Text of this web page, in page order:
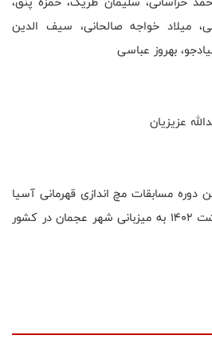
میلاد خواجه صالحانی، سیف الدین
بهروز عباسی
عزيزيان
مسابقات مچ اندازی قهرمانی آسیا
2023 از 7 لغایت 14 اردیبهشت 1402 به میزبانی شهر عجمان در کشور